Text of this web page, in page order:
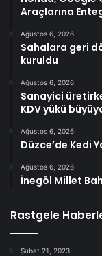
Araçlarına
Ağustos 6, 2026
Sahalara geri
kuruldu
Ağustos 6, 2026
Sanayici
KDV yükü
Ağustos 6, 2026
Düzce’de Kedi
Ağustos 6, 2026
İnegöl Millet
Rastgele
Şubat 21, 2023